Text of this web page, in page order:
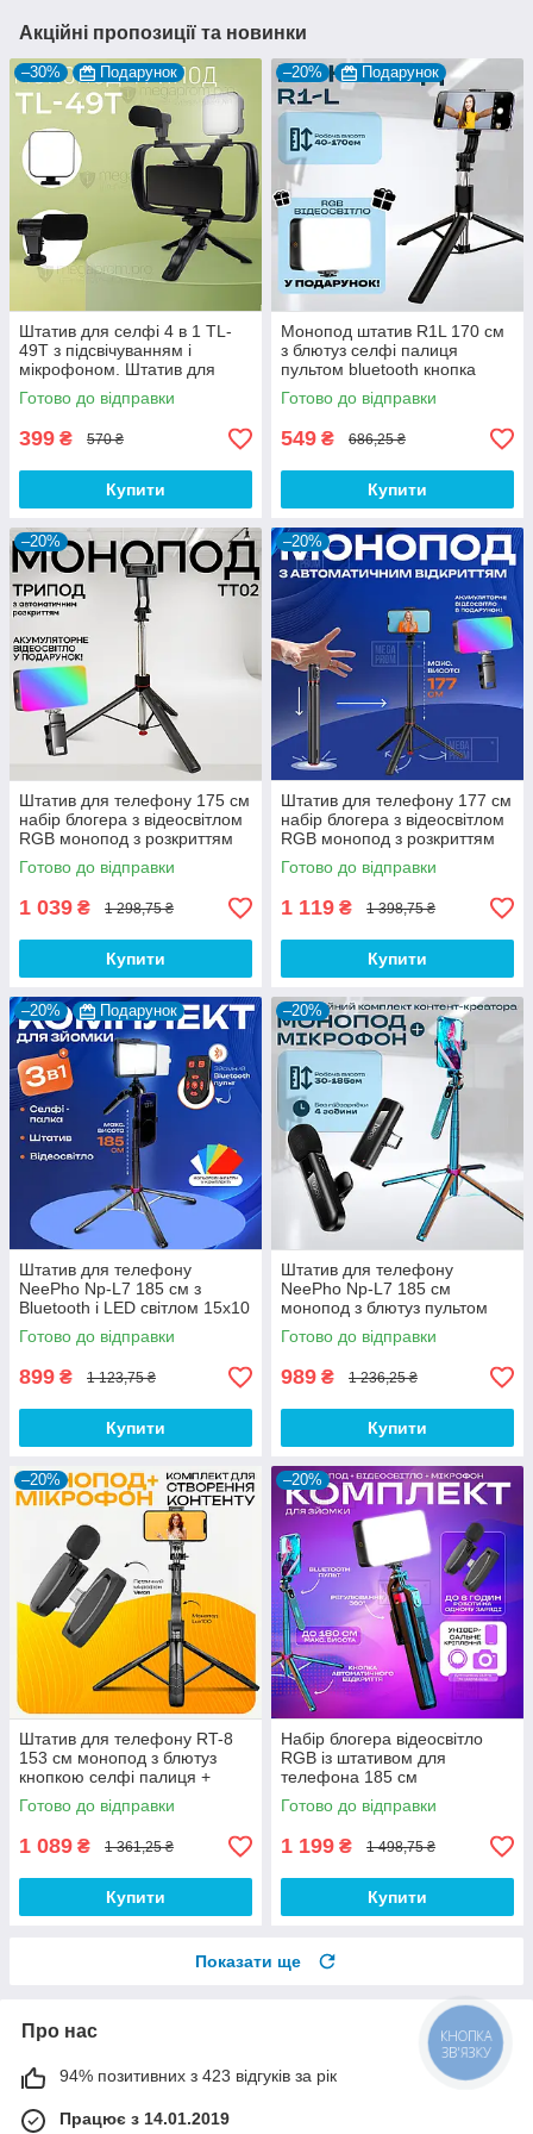
Акційні пропозиції та новинки
–30% Подарунок
Штатив для селфі 4 в 1 TL-
49T з підсвічуванням і
мікрофоном. Штатив для
телефона.
Готово до відправки
399 ₴ 570 ₴
Купити
–20% Подарунок
Монопод штатив R1L 170 см
з блютуз селфі палиця
пультом bluetooth кнопка
стійка палиця для селфі
відео + відеосвітло в
подарунок
Готово до відправки
549 ₴ 686,25 ₴
Купити
–20%
Штатив для телефону 175 см
набір блогера з відеосвітлом
RGB монопод з розкриттям
ніжок селфі палиця з блютуз
кнопкою пультом
Готово до відправки
1 039 ₴ 1 298,75 ₴
Купити
–20%
Штатив для телефону 177 см
набір блогера з відеосвітлом
RGB монопод з розкриттям
ніжок селфі палиця з блютуз
кнопкою пультом
Готово до відправки
1 119 ₴ 1 398,75 ₴
Купити
–20% Подарунок
Штатив для телефону
NeePho Np-L7 185 см з
Bluetooth і LED світлом 15x10
см з пластинами для фото і
відео
Готово до відправки
899 ₴ 1 123,75 ₴
Купити
–20%
Штатив для телефону
NeePho Np-L7 185 см
монопод з блютуз пультом
селфі палиця монопод +
мікрофон HOCO L20 Type-C
Готово до відправки
989 ₴ 1 236,25 ₴
Купити
–20%
Штатив для телефону RT-8
153 см монопод з блютуз
кнопкою селфі палиця +
мікрофон-петлічка M18-C
Type-C
Готово до відправки
1 089 ₴ 1 361,25 ₴
Купити
–20%
Набір блогера відеосвітло
RGB із штативом для
телефона 185 см
бездротовий мікрофон
петлічка Type-C для відео тік
току
Готово до відправки
1 199 ₴ 1 498,75 ₴
Купити
Показати ще
Про нас
94% позитивних з 423 відгуків за рік
Працює з 14.01.2019
КНОПКА
ЗВ'ЯЗКУ